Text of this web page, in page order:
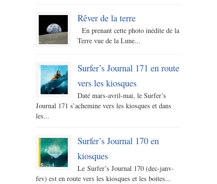
Rêver de la terre
En prenant cette photo inédite de la
Terre vue de la Lune...
Surfer’s Journal 171 en route
vers les kiosques
Daté mars-avril-mai, le Surfer’s
Journal 171 s’achemine vers les kiosques et dans
les...
Surfer’s Journal 170 en
kiosques
Le Surfer’s Journal 170 (dec-janv-
fev) est en route vers les kiosques et les boites...